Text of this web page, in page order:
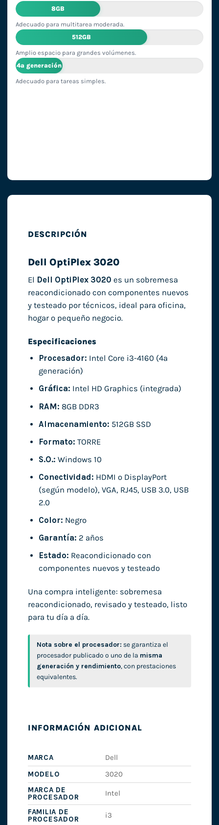
8GB
Adecuado para multitarea moderada.
512GB
Amplio espacio para grandes volúmenes.
4ª generación
Adecuado para tareas simples.
DESCRIPCIÓN
Dell OptiPlex 3020
El Dell OptiPlex 3020 es un sobremesa
reacondicionado con componentes nuevos
y testeado por técnicos, ideal para oficina,
hogar o pequeño negocio.
Especificaciones
Procesador: Intel Core i3-4160 (4ª
generación)
Gráfica: Intel HD Graphics (integrada)
RAM: 8GB DDR3
Almacenamiento: 512GB SSD
Formato: TORRE
S.O.: Windows 10
Conectividad: HDMI o DisplayPort
(según modelo), VGA, RJ45, USB 3.0, USB
2.0
Color: Negro
Garantía: 2 años
Estado: Reacondicionado con
componentes nuevos y testeado
Una compra inteligente: sobremesa
reacondicionado, revisado y testeado, listo
para tu día a día.
Nota sobre el procesador: se garantiza el
procesador publicado o uno de la misma
generación y rendimiento, con prestaciones
equivalentes.
INFORMACIÓN ADICIONAL
MARCA
Dell
MODELO
3020
MARCA DE
PROCESADOR
Intel
FAMILIA DE
PROCESADOR
i3